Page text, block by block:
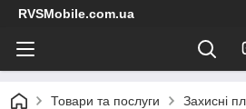
RVSMobile.com.ua
Товари та послуги Захисні